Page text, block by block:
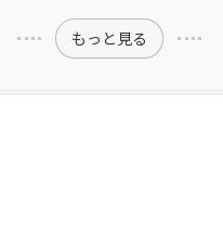
もっと見る